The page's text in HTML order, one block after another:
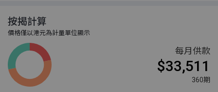
按揭計算
價格僅以港元為計量單位顯示
每月供款
$33,511
360期